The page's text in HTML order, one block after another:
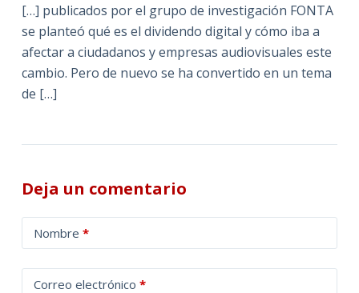
[…] publicados por el grupo de investigación FONTA
se planteó qué es el dividendo digital y cómo iba a
afectar a ciudadanos y empresas audiovisuales este
cambio. Pero de nuevo se ha convertido en un tema
de […]
Deja un comentario
Nombre *
Correo electrónico *
l
t